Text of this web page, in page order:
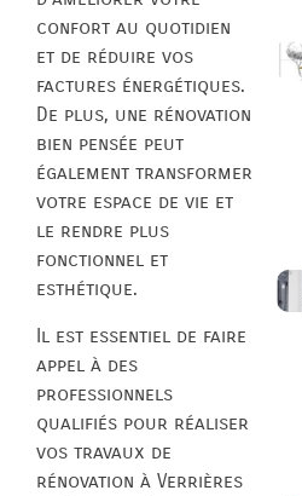
confort au quotidien
et de réduire vos
factures énergétiques.
De plus, une rénovation
bien pensée peut
également transformer
votre espace de vie et
le rendre plus
fonctionnel et
esthétique.
Il est essentiel de faire
appel à des
professionnels
qualifiés pour réaliser
vos travaux de
rénovation à Verrières